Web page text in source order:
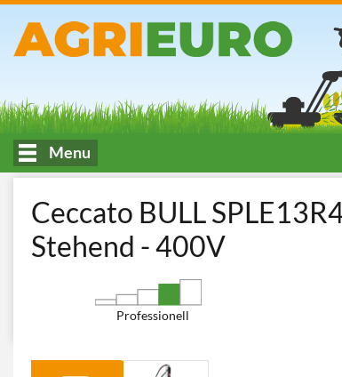
Menu
Ceccato BULL
Stehend - 400V
Professionell